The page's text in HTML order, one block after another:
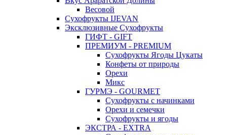
Весовой
Сухофрукты IJEVAN
Эксклюзивные Сухофрукты
ГИФТ - GIFT
ПРЕМИУМ - PREMIUM
Сухофрукты Ягоды Цукаты
Конфеты от природы
Орехи
Микс
ГУРМЭ - GOURMET
Сухофрукты с начинками
Орехи и семечки
Сухофрукты и ягоды
ЭКСТРА - EXTRA